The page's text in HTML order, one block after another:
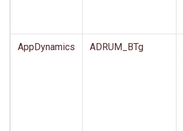
AppDynamics ADRUM_BTg